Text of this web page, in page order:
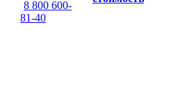
8 800 600-
81-40